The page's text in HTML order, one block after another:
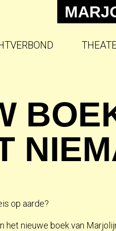
op aarde?
het nieuwe boek van